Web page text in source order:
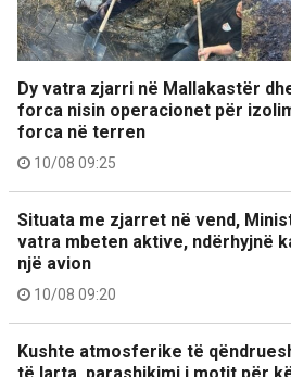
Dy vatra zjarri në Mallakastër
forca nisin operacionet për
forca në terren
10/08 09:25
Situata me zjarret në vend,
vatra mbeten aktive, ndërhyjnë
një avion
10/08 09:20
Kushte atmosferike të
të larta, parashikimi i motit për